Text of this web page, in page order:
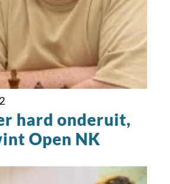
hard onderuit,
Open NK